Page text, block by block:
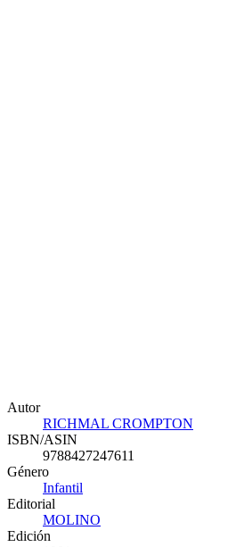
Autor
RICHMAL CROMPTON
ISBN/ASIN
9788427247611
Género
Infantil
Editorial
MOLINO
Edición